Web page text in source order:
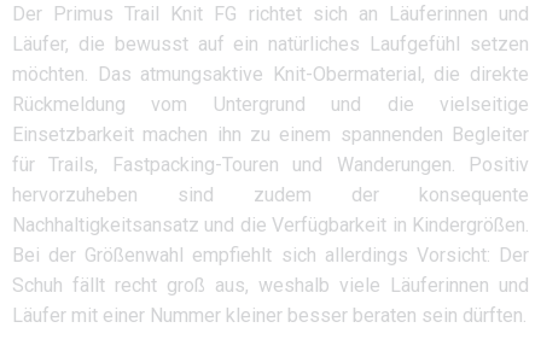
Der Primus Trail Knit FG richtet sich an Läuferinnen und
Läufer, die bewusst auf ein natürliches Laufgefühl setzen
möchten. Das atmungsaktive Knit-Obermaterial, die direkte
Rückmeldung vom Untergrund und die vielseitige
Einsetzbarkeit machen ihn zu einem spannenden Begleiter
für Trails, Fastpacking-Touren und Wanderungen. Positiv
hervorzuheben sind zudem der konsequente
Nachhaltigkeitsansatz und die Verfügbarkeit in Kindergrößen.
Bei der Größenwahl empfiehlt sich allerdings Vorsicht: Der
Schuh fällt recht groß aus, weshalb viele Läuferinnen und
Läufer mit einer Nummer kleiner besser beraten sein dürften.